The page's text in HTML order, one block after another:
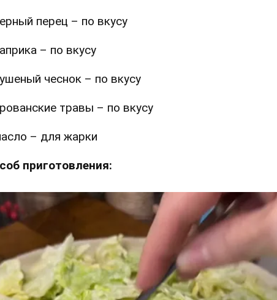
перец – по вкусу
– по вкусу
чеснок – по вкусу
травы – по вкусу
– для жарки
приготовления: